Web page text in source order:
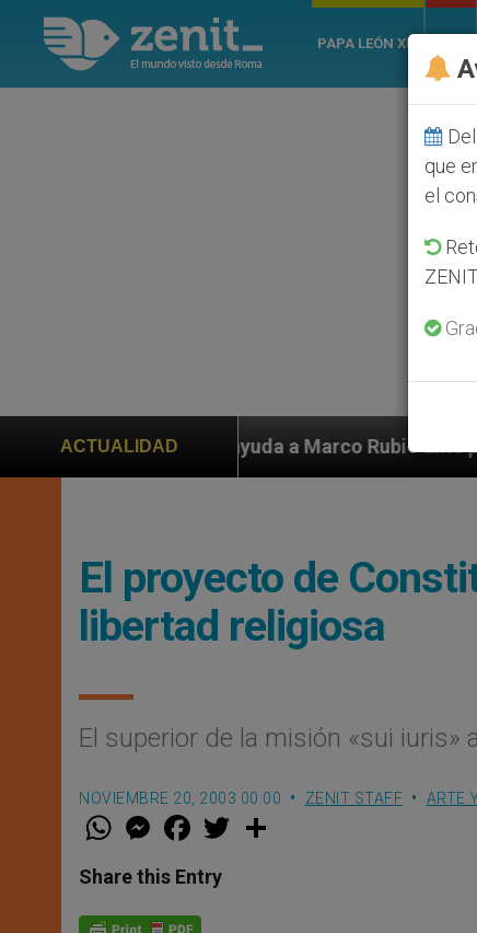
PAPA LEÓN XIV
ACTUALIDAD
a Marco Rubio ante persecución de colonos
El proyecto de
libertad religiosa
El superior de la misión «sui iuris»
NOVIEMBRE 20, 2003 00:00 ZENIT STAFF ARTE
W
t
s
p
M
e
s
e
g
F
a
e
b
o
w
Share this Entry
que
el